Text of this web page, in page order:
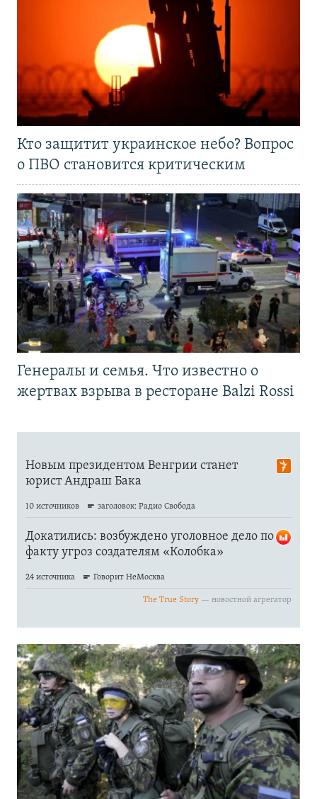
Кто защитит украинское небо? Вопрос
о ПВО становится критическим
Генералы и семья. Что известно о
жертвах взрыва в ресторане Balzi Rossi